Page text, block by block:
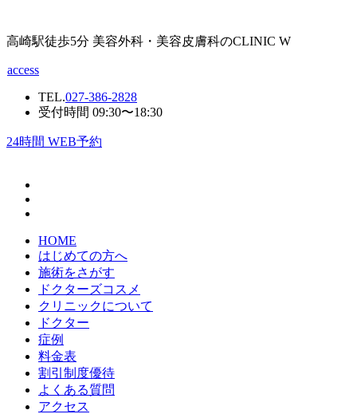
高崎駅徒歩5分 美容外科・美容皮膚科のCLINIC W
access
TEL.027-386-2828
受付時間 09:30〜18:30
24時間 WEB予約
HOME
はじめての方へ
施術をさがす
ドクターズコスメ
クリニックについて
ドクター
症例
料金表
割引制度優待
よくある質問
アクセス